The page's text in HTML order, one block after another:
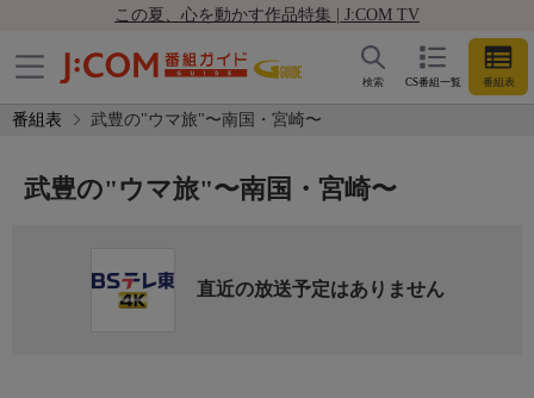
この夏、心を動かす作品特集 | J:COM TV
CS番組一覧 番組表
検索
番組表 武豊の"ウマ旅"〜南国・宮崎〜
武豊の"ウマ旅"〜南国・宮崎〜
直近の放送予定はありません